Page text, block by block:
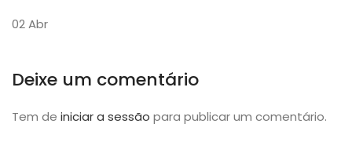
02Abr
Deixe um comentário
Tem de iniciar a sessão para publicar um comentário.